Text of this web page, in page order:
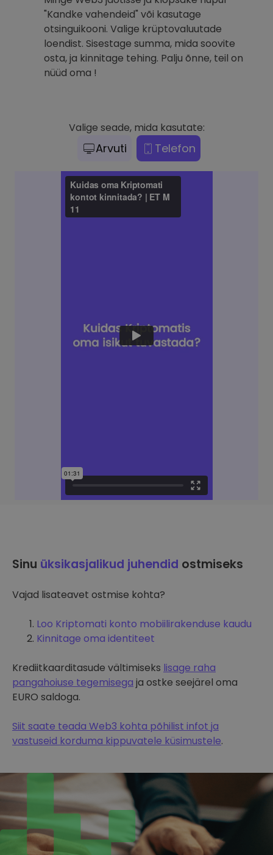
"Kandke vahendeid" või kasutage
otsinguikooni. Valige krüptovaluutade
loendist. Sisestage summa, mida soovite
osta, ja kinnitage tehing. Palju õnne, teil on
nüüd oma !
Valige seade, mida kasutate:
Arvuti Telefon
Sinu üksikasjalikud juhendid ostmiseks
Vajad lisateavet ostmise kohta?
Loo Kriptomati konto mobiilirakenduse kaudu
Kinnitage oma identiteet
Krediitkaarditasude vältimiseks lisage raha
pangahoiuse tegemisega ja ostke seejärel oma
EURO saldoga.
Siit saate teada Web3 kohta põhilist infot ja
vastuseid korduma kippuvatele küsimustele.